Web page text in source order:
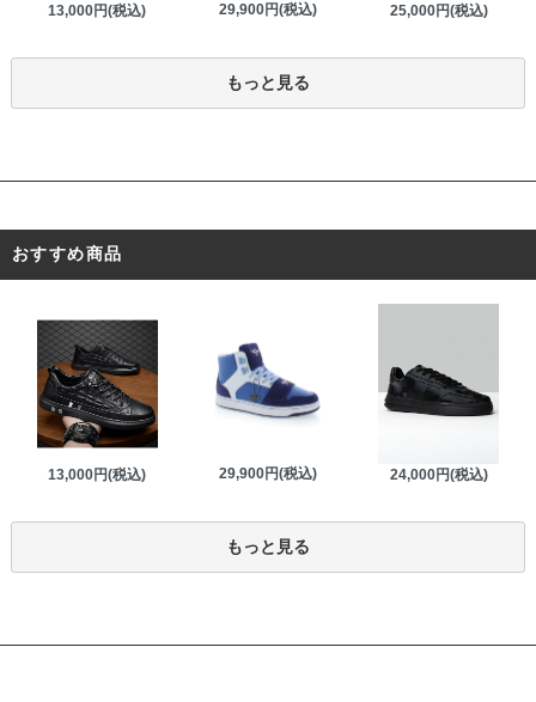
13,000円(税込) 29,900円(税込) 25,000円(税込)
もっと見る
おすすめ商品
13,000円(税込) 29,900円(税込) 24,000円(税込)
もっと見る